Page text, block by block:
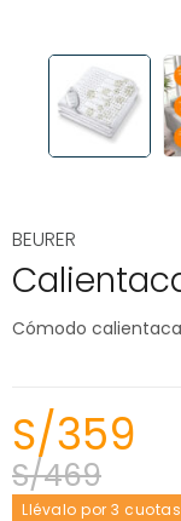
BEURER
Cómodo
S/469
S/359
Llévalo por 3